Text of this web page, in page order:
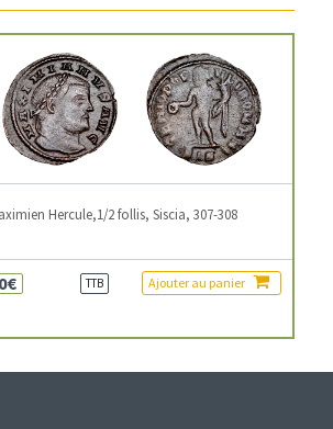
Hercule,1/2 follis, Siscia, 307-308
TTB Ajouter au panier